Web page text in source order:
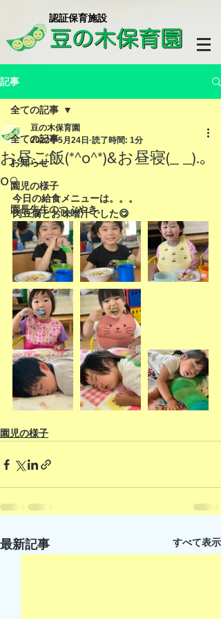
​認証保育施設
記事
全ての記事
お知らせ
園児の様子
園長先生のつぶやき
全ての記事
お昼ご飯(*^o^*)&お昼寝(_ _).｡
o○
豆の木保育園
2022年5月24日 読了時間: 1分
今日の給食メニューは。。。
肉豆腐とお味噌汁でした😋
園児の様子
最新記事 すべて表示